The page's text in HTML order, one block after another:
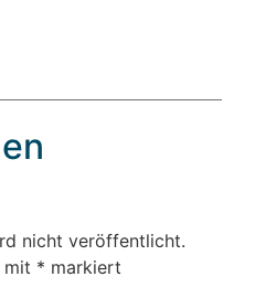
nicht veröffentlicht.
mit * markiert